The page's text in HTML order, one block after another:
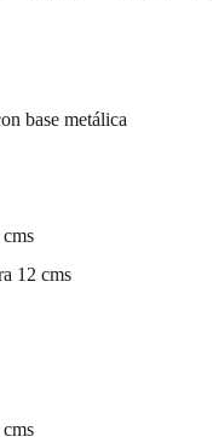
base metálica
12 cms